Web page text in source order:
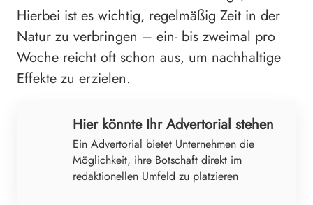
Hierbei ist es wichtig, regelmäßig Zeit in der
Natur zu verbringen – ein- bis zweimal pro
Woche reicht oft schon aus, um nachhaltige
Effekte zu erzielen.
Hier könnte Ihr Advertorial stehen
Ein Advertorial bietet Unternehmen die
Möglichkeit, ihre Botschaft direkt im
redaktionellen Umfeld zu platzieren